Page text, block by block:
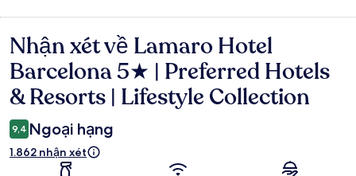
Nhận
xét
Nhận xét về Lamaro Hotel
Barcelona 5★ | Preferred Hotels
& Resorts | Lifestyle Collection
9,4 Ngoại hạng
1.862 nhận xét